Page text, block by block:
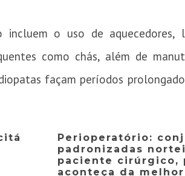
incluem o uso de aquecedores,
como chás, além de
façam períodos
Perioperatório:
padronizadas
paciente cirúrgico,
aconteça da